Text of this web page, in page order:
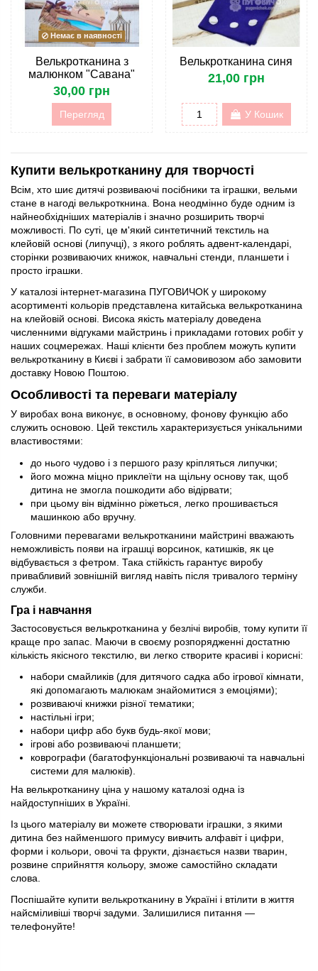
Немає в наявності
Велькротканина з
малюнком "Савана"
30,00 грн
Перегляд
Велькротканина синя
21,00 грн
У Кошик
Купити велькротканину для творчості
Всім, хто шиє дитячі розвиваючі посібники та іграшки, вельми
стане в нагоді велькроткнина. Вона неодмінно буде одним із
найнеобхідніших матеріалів і значно розширить творчі
можливості. По суті, це м'який синтетичний текстиль на
клейовій основі (липучці), з якого роблять адвент-календарі,
сторінки розвиваючих книжок, навчальні стенди, планшети і
просто іграшки.
У каталозі інтернет-магазина ПУГОВИЧОК у широкому
асортименті кольорів представлена китайська велькротканина
на клейовій основі. Висока якість матеріалу доведена
численними відгуками майстринь і прикладами готових робіт у
наших соцмережах. Наші клієнти без проблем можуть купити
велькротканину в Києві і забрати її самовивозом або замовити
доставку Новою Поштою.
Особливості та переваги матеріалу
У виробах вона виконує, в основному, фонову функцію або
служить основою. Цей текстиль характеризується унікальними
властивостями:
до нього чудово і з першого разу кріпляться липучки;
його можна міцно приклеїти на щільну основу так, щоб
дитина не змогла пошкодити або відірвати;
при цьому він відмінно ріжеться, легко прошивається
машинкою або вручну.
Головними перевагами велькротканини майстрині вважають
неможливість появи на іграшці ворсинок, катишків, як це
відбувається з фетром. Така стійкість гарантує виробу
привабливий зовнішній вигляд навіть після тривалого терміну
служби.
Гра і навчання
Застосовується велькротканина у безлічі виробів, тому купити її
краще про запас. Маючи в своєму розпорядженні достатню
кількість якісного текстилю, ви легко створите красиві і корисні:
набори смайликів (для дитячого садка або ігрової кімнати,
які допомагають малюкам знайомитися з емоціями);
розвиваючі книжки різної тематики;
настільні ігри;
набори цифр або букв будь-якої мови;
ігрові або розвиваючі планшети;
коврографи (багатофункціональні розвиваючі та навчальні
системи для малюків).
На велькротканину ціна у нашому каталозі одна із
найдоступніших в Україні.
Із цього матеріалу ви можете створювати іграшки, з якими
дитина без найменшого примусу вивчить алфавіт і цифри,
форми і кольори, овочі та фрукти, дізнається назви тварин,
розвине сприйняття кольору, зможе самостійно складати
слова.
Поспішайте купити велькротканину в Україні і втілити в життя
найсміливіші творчі задуми. Залишилися питання —
телефонуйте!